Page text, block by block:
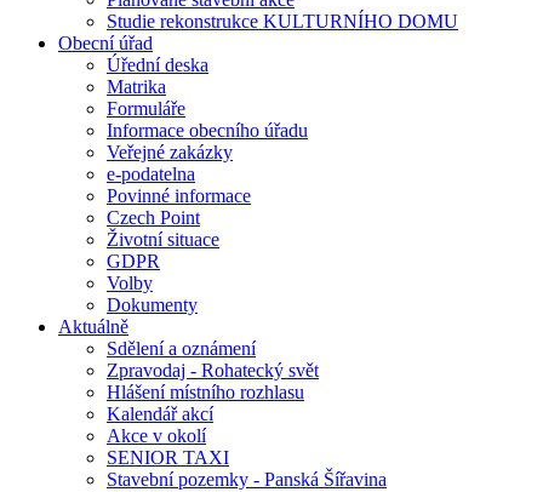
Studie rekonstrukce KULTURNÍHO DOMU
Obecní úřad
Úřední deska
Matrika
Formuláře
Informace obecního úřadu
Veřejné zakázky
e-podatelna
Povinné informace
Czech Point
Životní situace
GDPR
Volby
Dokumenty
Aktuálně
Sdělení a oznámení
Zpravodaj - Rohatecký svět
Hlášení místního rozhlasu
Kalendář akcí
Akce v okolí
SENIOR TAXI
Stavební pozemky - Panská Šířavina